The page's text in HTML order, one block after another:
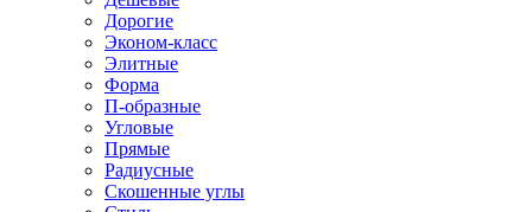
Дорогие
Эконом-класс
Элитные
Форма
П-образные
Угловые
Прямые
Радиусные
Скошенные углы